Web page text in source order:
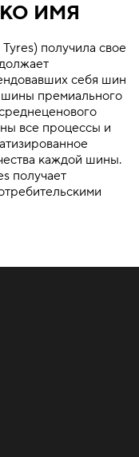
ИМЯ
получила свое
себя шин
шины премиального
все процессы и
каждой шины.
получает